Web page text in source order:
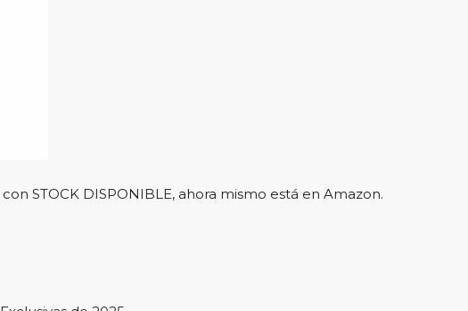
STOCK DISPONIBLE, ahora mismo está en Amazon.